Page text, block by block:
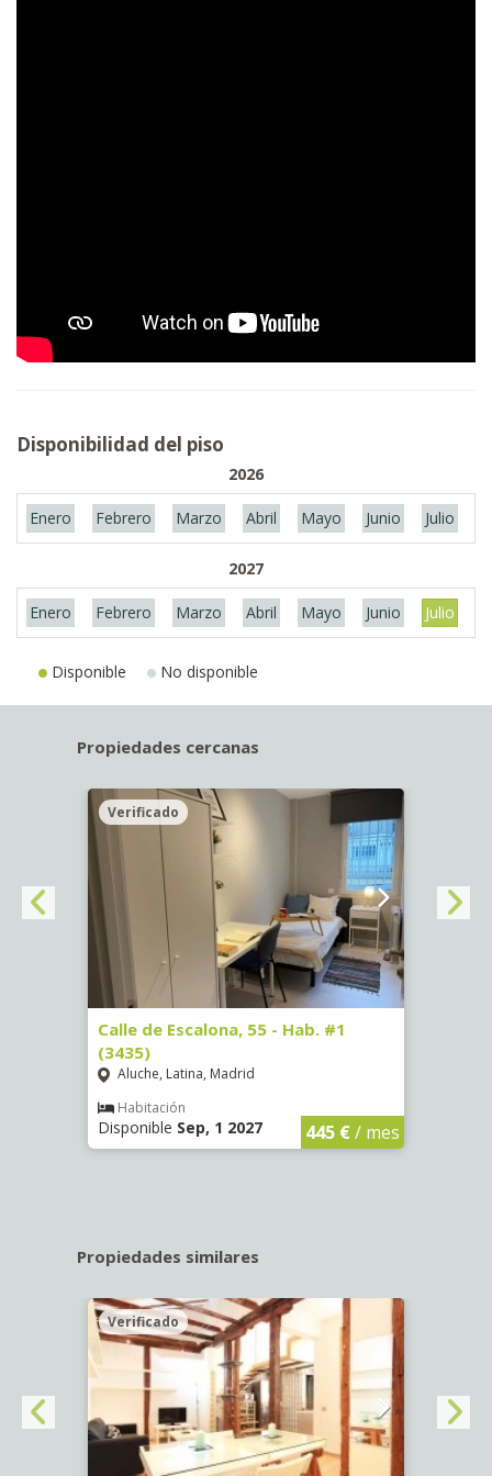
Disponibilidad del piso
2026
Enero Febrero Marzo Abril Mayo Junio Julio
2027
Enero Febrero Marzo Abril Mayo Junio Julio
Disponible No disponible
Propiedades cercanas
Verificado
Calle de Escalona, 55 - Hab. #1
(3435)
Aluche, Latina, Madrid
Habitación
Disponible Sep, 1 2027 445 €/ mes
Propiedades similares
Verificado